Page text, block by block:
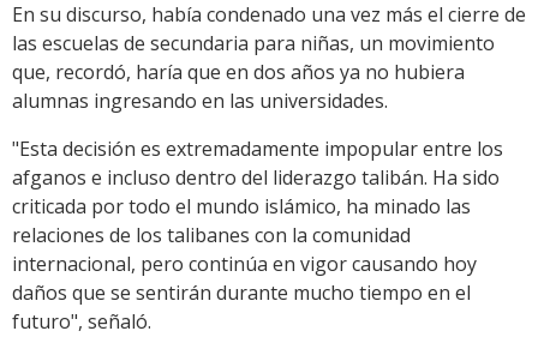
En su discurso, había condenado una vez más el cierre de
las escuelas de secundaria para niñas, un movimiento
que, recordó, haría que en dos años ya no hubiera
alumnas ingresando en las universidades.
"Esta decisión es extremadamente impopular entre los
afganos e incluso dentro del liderazgo talibán. Ha sido
criticada por todo el mundo islámico, ha minado las
relaciones de los talibanes con la comunidad
internacional, pero continúa en vigor causando hoy
daños que se sentirán durante mucho tiempo en el
futuro", señaló.